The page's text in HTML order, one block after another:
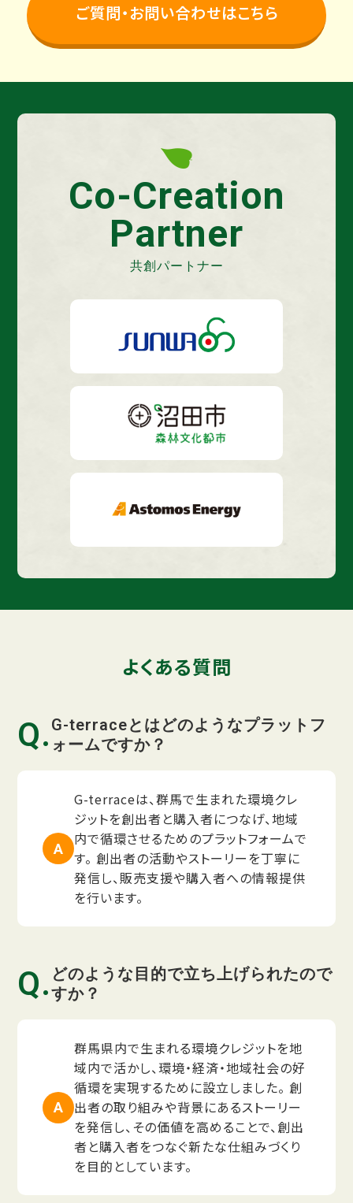
ご質問・お問い合わせはこちら
Co-Creation
Partner
共創パートナー
よくある質問
G-terraceとはどのようなプラットフ
ォームですか？
G-terraceは、群馬で生まれた環境クレ
ジットを創出者と購入者につなげ、地域
内で循環させるためのプラットフォームで
す。 創出者の活動やストーリーを丁寧に
発信し、販売支援や購入者への情報提供
を行います。
どのような目的で立ち上げられたので
すか？
群馬県内で生まれる環境クレジットを地
域内で活かし、環境・経済・地域社会の好
循環を実現するために設立しました。 創
出者の取り組みや背景にあるストーリー
を発信し、その価値を高めることで、創出
者と購入者をつなぐ新たな仕組みづくり
を目的としています。